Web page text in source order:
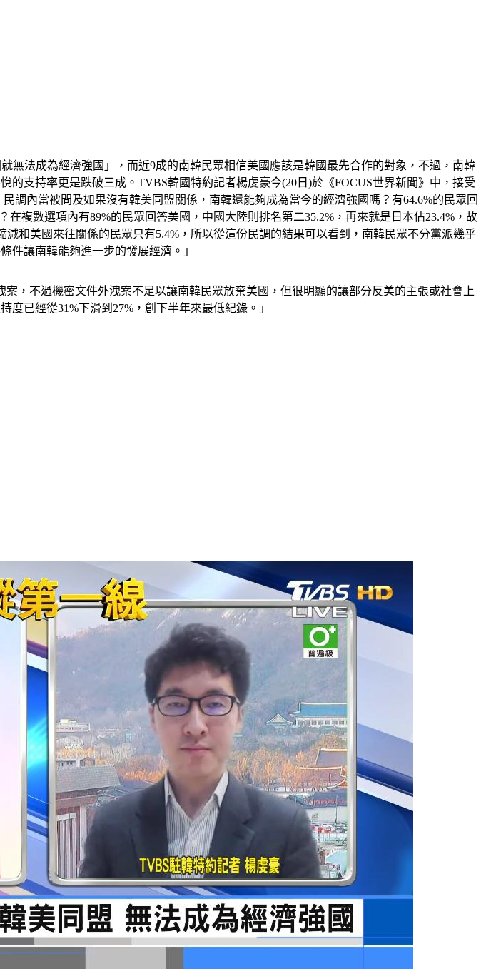
無法成為經濟強國」，而近9成的南韓民眾相信美國應該是韓國最先合作的對象，不過，南韓
支持率更是跌破三成。TVBS韓國特約記者楊虔豪今(20日)於《FOCUS世界新聞》中，接受
內當被問及如果沒有韓美同盟關係，南韓還能夠成為當今的經濟強國嗎？有64.6%的民眾回
複數選項內有89%的民眾回答美國，中國大陸則排名第二35.2%，再來就是日本佔23.4%，故
和美國來往關係的民眾只有5.4%，所以從這份民調的結果可以看到，南韓民眾不分黨派幾乎
件讓南韓能夠進一步的發展經濟。」
，不過機密文件外洩案不足以讓南韓民眾放棄美國，但很明顯的讓部分反美的主張或社會上
已經從31%下滑到27%，創下半年來最低紀錄。」